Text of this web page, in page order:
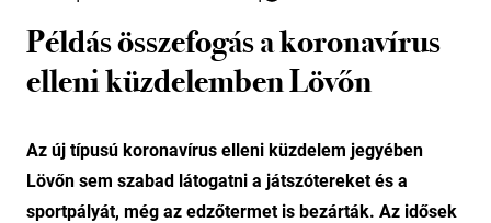
Példás összefogás a koronavírus
elleni küzdelemben Lövőn
Az új típusú koronavírus elleni küzdelem jegyében
Lövőn sem szabad látogatni a játszótereket és a
sportpályát, még az edzőtermet is bezárták. Az idősek